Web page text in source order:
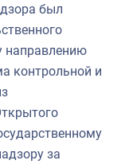
был
направлению
контрольной и
за